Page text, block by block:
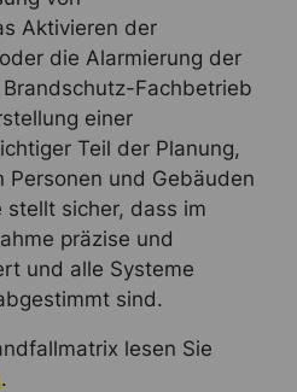
Aktivieren der
die Alarmierung der
Brandschutz-Fachbetrieb
einer
Teil der Planung,
Personen und Gebäuden
stellt sicher, dass im
präzise und
und alle Systeme
sind.
lesen Sie
.